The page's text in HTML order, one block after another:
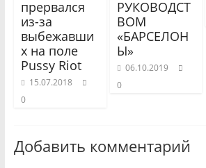
прервался
из-за
выбежавши
х на поле
Pussy Riot
15.07.2018
0
РУКОВОДСТ
ВОМ
«БАРСЕЛОН
Ы»
06.10.2019
0
Добавить комментарий